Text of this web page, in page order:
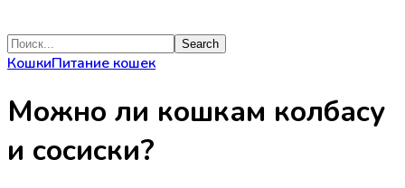
КошкиПитание кошек
Можно ли кошкам колбасу
и сосиски?